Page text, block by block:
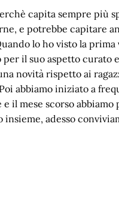
capita sempre più
e potrebbe capitare
lo ho visto la prima
il suo aspetto curato
novità rispetto ai
abbiamo iniziato a
e il mese scorso abbiamo
insieme, adesso